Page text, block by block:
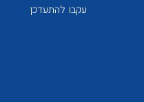
עקבו להתעדכן